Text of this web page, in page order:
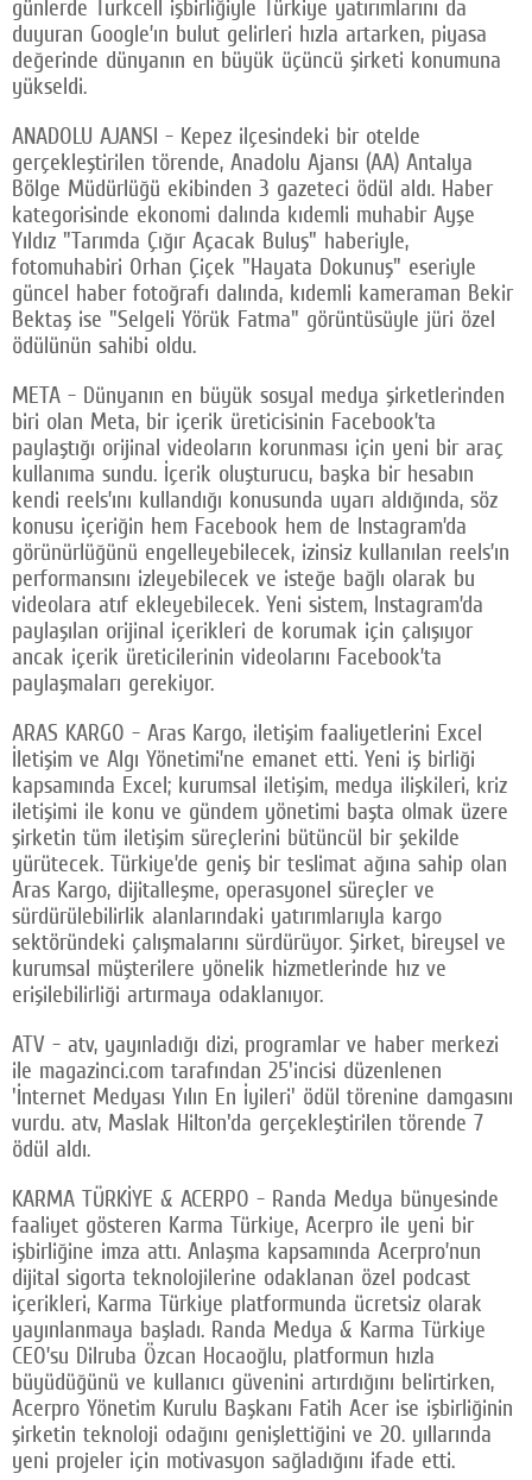
günlerde Turkcell işbirliğiyle Türkiye yatırımlarını da
duyuran Google’ın bulut gelirleri hızla artarken, piyasa
değerinde dünyanın en büyük üçüncü şirketi konumuna
yükseldi.
ANADOLU AJANSI - Kepez ilçesindeki bir otelde
gerçekleştirilen törende, Anadolu Ajansı (AA) Antalya
Bölge Müdürlüğü ekibinden 3 gazeteci ödül aldı. Haber
kategorisinde ekonomi dalında kıdemli muhabir Ayşe
Yıldız "Tarımda Çığır Açacak Buluş" haberiyle,
fotomuhabiri Orhan Çiçek "Hayata Dokunuş" eseriyle
güncel haber fotoğrafı dalında, kıdemli kameraman Bekir
Bektaş ise "Selgeli Yörük Fatma" görüntüsüyle jüri özel
ödülünün sahibi oldu.
META - Dünyanın en büyük sosyal medya şirketlerinden
biri olan Meta, bir içerik üreticisinin Facebook’ta
paylaştığı orijinal videoların korunması için yeni bir araç
kullanıma sundu. İçerik oluşturucu, başka bir hesabın
kendi reels’ını kullandığı konusunda uyarı aldığında, söz
konusu içeriğin hem Facebook hem de Instagram’da
görünürlüğünü engelleyebilecek, izinsiz kullanılan reels’ın
performansını izleyebilecek ve isteğe bağlı olarak bu
videolara atıf ekleyebilecek. Yeni sistem, Instagram’da
paylaşılan orijinal içerikleri de korumak için çalışıyor
ancak içerik üreticilerinin videolarını Facebook’ta
paylaşmaları gerekiyor.
ARAS KARGO - Aras Kargo, iletişim faaliyetlerini Excel
İletişim ve Algı Yönetimi’ne emanet etti. Yeni iş birliği
kapsamında Excel; kurumsal iletişim, medya ilişkileri, kriz
iletişimi ile konu ve gündem yönetimi başta olmak üzere
şirketin tüm iletişim süreçlerini bütüncül bir şekilde
yürütecek. Türkiye’de geniş bir teslimat ağına sahip olan
Aras Kargo, dijitalleşme, operasyonel süreçler ve
sürdürülebilirlik alanlarındaki yatırımlarıyla kargo
sektöründeki çalışmalarını sürdürüyor. Şirket, bireysel ve
kurumsal müşterilere yönelik hizmetlerinde hız ve
erişilebilirliği artırmaya odaklanıyor.
ATV - atv, yayınladığı dizi, programlar ve haber merkezi
ile magazinci.com tarafından 25'incisi düzenlenen
'İnternet Medyası Yılın En İyileri' ödül törenine damgasını
vurdu. atv, Maslak Hilton'da gerçekleştirilen törende 7
ödül aldı.
KARMA TÜRKİYE & ACERPO - Randa Medya bünyesinde
faaliyet gösteren Karma Türkiye, Acerpro ile yeni bir
işbirliğine imza attı. Anlaşma kapsamında Acerpro’nun
dijital sigorta teknolojilerine odaklanan özel podcast
içerikleri, Karma Türkiye platformunda ücretsiz olarak
yayınlanmaya başladı. Randa Medya & Karma Türkiye
CEO’su Dilruba Özcan Hocaoğlu, platformun hızla
büyüdüğünü ve kullanıcı güvenini artırdığını belirtirken,
Acerpro Yönetim Kurulu Başkanı Fatih Acer ise işbirliğinin
şirketin teknoloji odağını genişlettiğini ve 20. yıllarında
yeni projeler için motivasyon sağladığını ifade etti.